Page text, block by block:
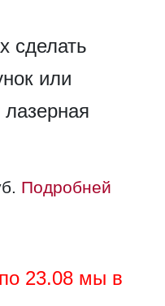
сделать
или
Подробней
23.08 мы в